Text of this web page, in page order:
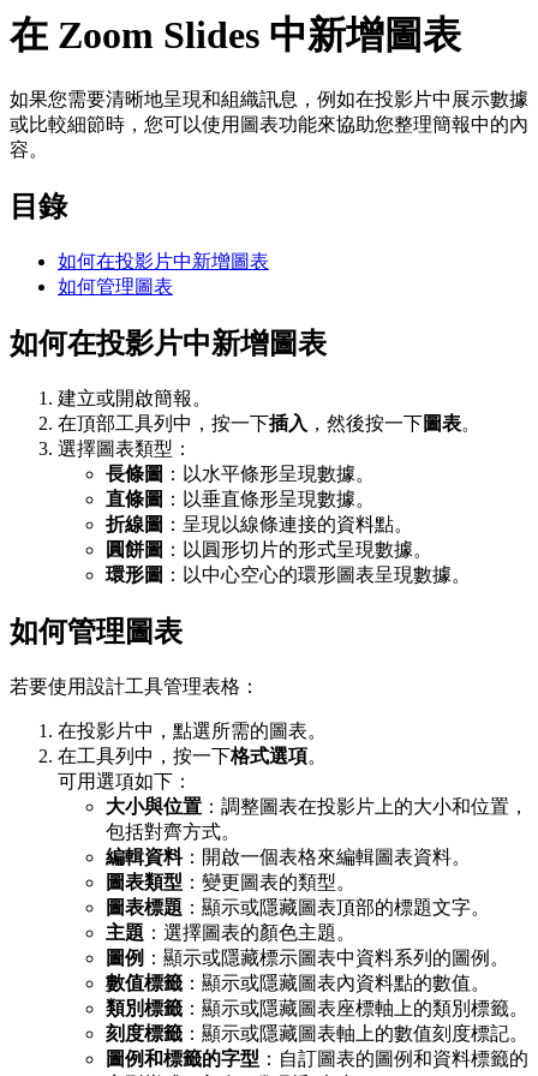
在 Zoom Slides 中新增圖表
如果您需要清晰地呈現和組織訊息，例如在投影片中展示數據
或比較細節時，您可以使用圖表功能來協助您整理簡報中的內
容。
目錄
如何在投影片中新增圖表
如何管理圖表
如何在投影片中新增圖表
建立或開啟簡報。
在頂部工具列中，按一下插入 ，然後按一下圖表。
選擇圖表類型：
長條圖 ：以水平條形呈現數據。
直條圖 ：以垂直條形呈現數據。
折線圖 ：呈現以線條連接的資料點。
圓餅圖 ：以圓形切片的形式呈現數據。
環形圖 ：以中心空心的環形圖表呈現數據。
如何管理圖表
若要使用設計工具管理表格：
在投影片中，點選所需的圖表。
在工具列中，按一下格式選項。
可用選項如下：
大小與位置 ：調整圖表在投影片上的大小和位置，
包括對齊方式。
編輯資料：開啟一個表格來編輯圖表資料。
圖表類型 ：變更圖表的類型。
圖表標題 ：顯示或隱藏圖表頂部的標題文字。
主題 ：選擇圖表的顏色主題。
圖例 ：顯示或隱藏標示圖表中資料系列的圖例。
數值標籤 ：顯示或隱藏圖表內資料點的數值。
類別標籤 ：顯示或隱藏圖表座標軸上的類別標籤。
刻度標籤 ：顯示或隱藏圖表軸上的數值刻度標記。
圖例和標籤的字型 ：自訂圖表的圖例和資料標籤的